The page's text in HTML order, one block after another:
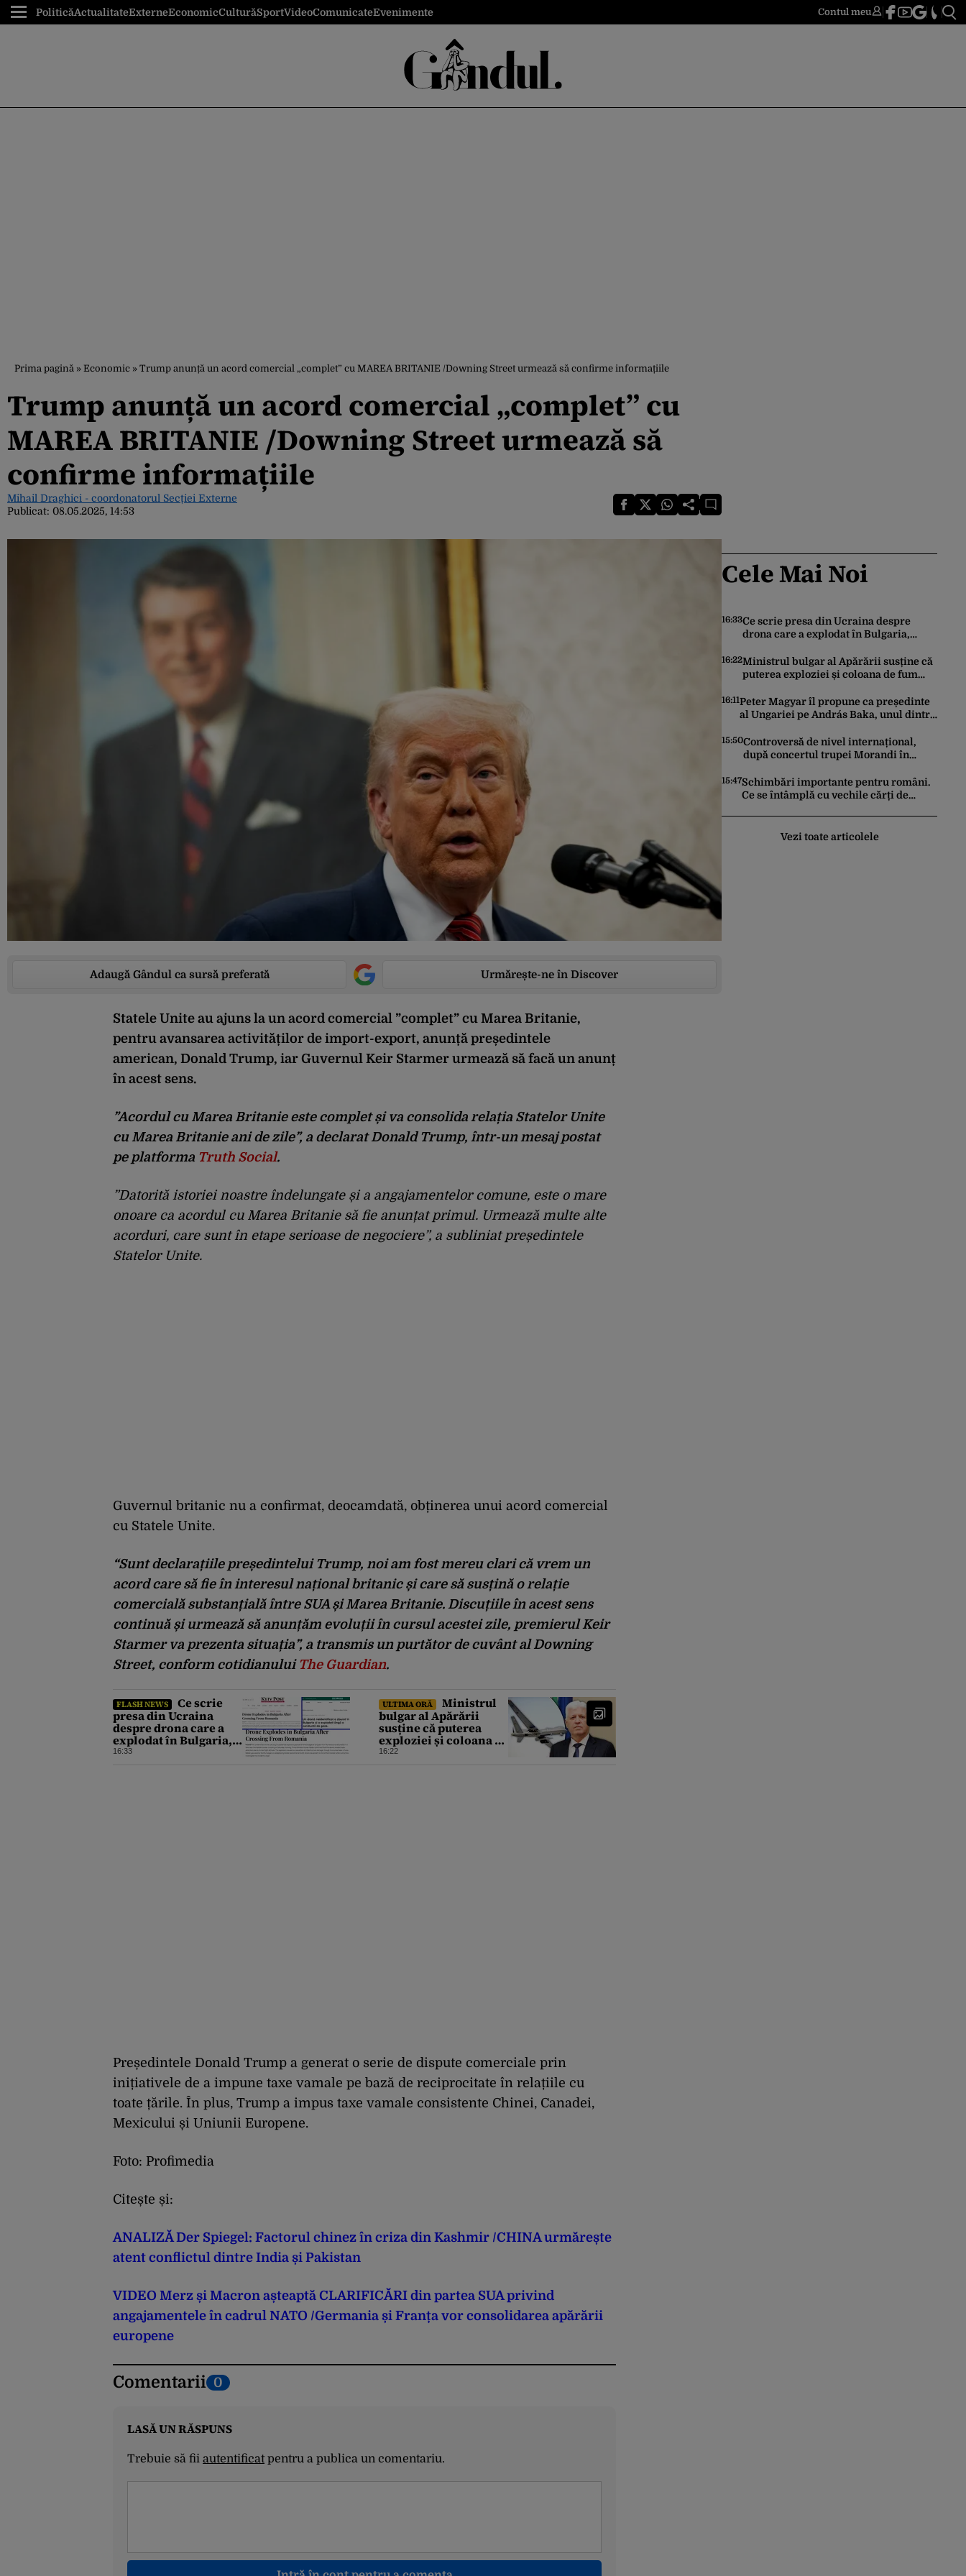
PoliticăActualitateExterneEconomicCulturăSportVideoComunicateEvenimente Contul meu
Prima pagină » Economic » Trump anunță un acord comercial „complet” cu MAREA BRITANIE /Downing Street urmează să confirme informațiile
Trump anunță un acord comercial „complet” cu
MAREA BRITANIE /Downing Street urmează să
confirme informațiile
Mihail Draghici - coordonatorul Secției Externe
Publicat: 08.05.2025, 14:53
Adaugă Gândul ca sursă preferată Urmărește-ne în Discover
Statele Unite au ajuns la un acord comercial ”complet” cu Marea Britanie,
pentru avansarea activităților de import-export, anunță președintele
american, Donald Trump, iar Guvernul Keir Starmer urmează să facă un anunț
în acest sens.
”Acordul cu Marea Britanie este complet și va consolida relația Statelor Unite
cu Marea Britanie ani de zile”, a declarat Donald Trump, într-un mesaj postat
pe platforma Truth Social.
”Datorită istoriei noastre îndelungate și a angajamentelor comune, este o mare
onoare ca acordul cu Marea Britanie să fie anunțat primul. Urmează multe alte
acorduri, care sunt în etape serioase de negociere”, a subliniat președintele
Statelor Unite.
Guvernul britanic nu a confirmat, deocamdată, obținerea unui acord comercial
cu Statele Unite.
“Sunt declarațiile președintelui Trump, noi am fost mereu clari că vrem un
acord care să fie în interesul național britanic și care să susțină o relație
comercială substanțială între SUA și Marea Britanie. Discuțiile în acest sens
continuă și urmează să anunțăm evoluții în cursul acestei zile, premierul Keir
Starmer va prezenta situația”, a transmis un purtător de cuvânt al Downing
Street, conform cotidianului The Guardian.
FLASH NEWS
Ce scrie
presa din Ucraina
despre drona care a
explodat în Bulgaria,
lângă granița cu
16:33
ULTIMA ORĂ
Ministrul
bulgar al Apărării
susține că puterea
exploziei și coloana de
fum arată că drona
16:22
Președintele Donald Trump a generat o serie de dispute comerciale prin
inițiativele de a impune taxe vamale pe bază de reciprocitate în relațiile cu
toate țările. În plus, Trump a impus taxe vamale consistente Chinei, Canadei,
Mexicului și Uniunii Europene.
Foto: Profimedia
Citește și:
ANALIZĂ Der Spiegel: Factorul chinez în criza din Kashmir /CHINA urmărește
atent conflictul dintre India și Pakistan
VIDEO Merz și Macron așteaptă CLARIFICĂRI din partea SUA privind
angajamentele în cadrul NATO /Germania și Franța vor consolidarea apărării
europene
Comentarii 0
LASĂ UN RĂSPUNS
Trebuie să fii autentificatpentru a publica un comentariu.
Cele Mai Noi
16:33Ce scrie presa din Ucraina despre
drona care a explodat în Bulgaria,
16:22Ministrul bulgar al Apărării susține că
puterea exploziei și coloana de fum
semnificativă de exploziv
16:11Peter Magyar îl propune ca președinte
al Ungariei pe András Baka, unul dintre
15:50Controversă de nivel internațional,
după concertul trupei Morandi în
protecția Rusiei
15:47Schimbări importante pentru români.
Ce se întâmplă cu vechile cărți de
Vezi toate articolele